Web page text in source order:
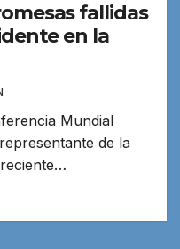
fallidas
en la
Mundial
de la